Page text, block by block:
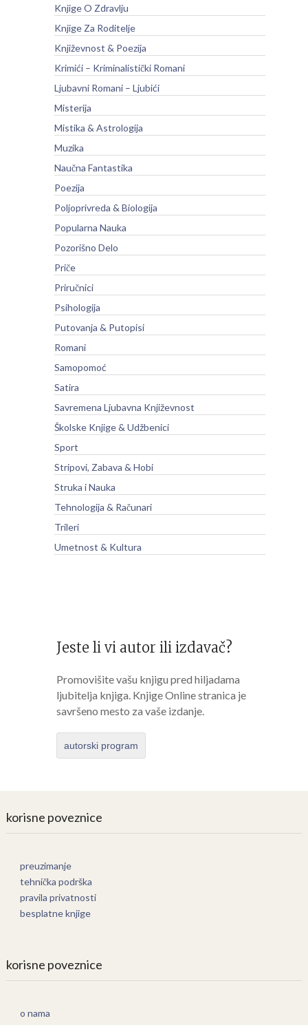
Knjige O Zdravlju
Knjige Za Roditelje
Književnost & Poezija
Krimići – Kriminalistički Romani
Ljubavni Romani – Ljubići
Misterija
Mistika & Astrologija
Muzika
Naučna Fantastika
Poezija
Poljoprivreda & Biologija
Popularna Nauka
Pozorišno Delo
Priče
Priručnici
Psihologija
Putovanja & Putopisi
Romani
Samopomoć
Satira
Savremena Ljubavna Književnost
Školske Knjige & Udžbenici
Sport
Stripovi, Zabava & Hobi
Struka i Nauka
Tehnologija & Računari
Trileri
Umetnost & Kultura
Jeste li vi autor ili izdavač?
Promovišite vašu knjigu pred hiljadama
ljubitelja knjiga. Knjige Online stranica je
savršeno mesto za vaše izdanje.
autorski program
korisne poveznice
preuzimanje
tehnička podrška
pravila privatnosti
besplatne knjige
korisne poveznice
o nama